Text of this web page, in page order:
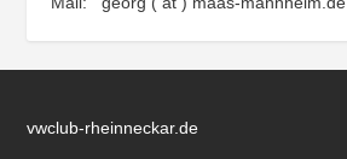
vwclub-rheinneckar.de